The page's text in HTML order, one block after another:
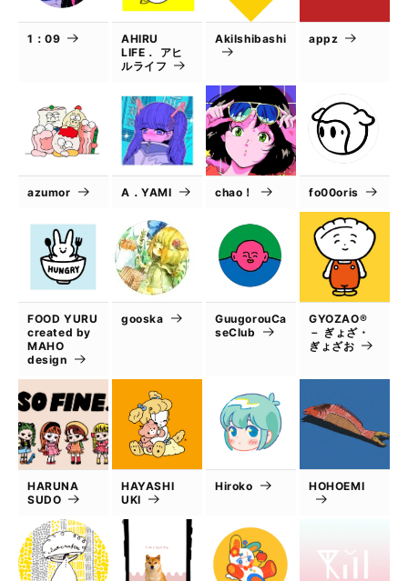
1：09
AHIRU
LIFE． アヒ
ルライフ
AkiIshibashi appz
azumor A．YAMI chao！ fo00oris
FOOD YURU
created by
MAHO
design
gooska
GuugorouCa
seClub
GYOZAO®
－ ぎょざ・
ぎょざお
HARUNA
SUDO
HAYASHI
UKI
Hiroko HOHOEMI